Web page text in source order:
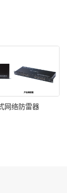
网络防雷器